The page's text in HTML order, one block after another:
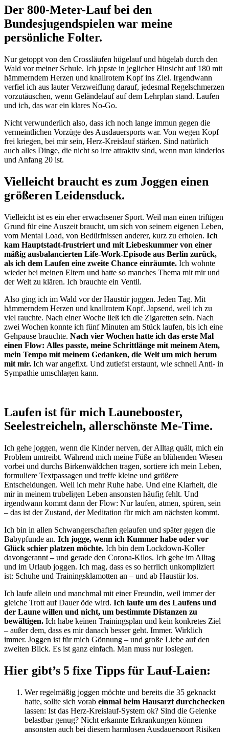
Der 800-Meter-Lauf bei den
Bundesjugendspielen war meine
persönliche Folter.
Nur getoppt von den Crossläufen hügelauf und hügelab durch den
Wald vor meiner Schule. Ich japste in jeglicher Hinsicht auf 180 mit
hämmerndem Herzen und knallrotem Kopf ins Ziel. Irgendwann
verfiel ich aus lauter Verzweiflung darauf, jedesmal Regelschmerzen
vorzutäuschen, wenn Geländelauf auf dem Lehrplan stand. Laufen
und ich, das war ein klares No-Go.
Nicht verwunderlich also, dass ich noch lange immun gegen die
vermeintlichen Vorzüge des Ausdauersports war. Von wegen Kopf
frei kriegen, bei mir sein, Herz-Kreislauf stärken. Sind natürlich
auch alles Dinge, die nicht so irre attraktiv sind, wenn man kinderlos
und Anfang 20 ist.
Vielleicht braucht es zum Joggen einen
größeren Leidensduck.
Vielleicht ist es ein eher erwachsener Sport. Weil man einen triftigen
Grund für eine Auszeit braucht, um sich von seinem eigenen Leben,
vom Mental Load, von Bedürfnissen anderer, kurz zu erholen. Ich
kam Hauptstadt-frustriert und mit Liebeskummer von einer
mäßig ausbalancierten Life-Work-Episode aus Berlin zurück,
als ich dem Laufen eine zweite Chance einräumte. Ich wohnte
wieder bei meinen Eltern und hatte so manches Thema mit mir und
der Welt zu klären. Ich brauchte ein Ventil.
Also ging ich im Wald vor der Haustür joggen. Jeden Tag. Mit
hämmerndem Herzen und knallrotem Kopf. Japsend, weil ich zu
viel rauchte. Nach einer Woche ließ ich die Zigaretten sein. Nach
zwei Wochen konnte ich fünf Minuten am Stück laufen, bis ich eine
Gehpause brauchte. Nach vier Wochen hatte ich das erste Mal
einen Flow: Alles passte, meine Schrittlänge mit meinem Atem,
mein Tempo mit meinem Gedanken, die Welt um mich herum
mit mir. Ich war angefixt. Und zutiefst erstaunt, wie schnell Anti- in
Sympathie umschlagen kann.
Laufen ist für mich Launebooster,
Seelestreicheln, allerschönste Me-Time.
Ich gehe joggen, wenn die Kinder nerven, der Alltag quält, mich ein
Problem umtreibt. Während mich meine Füße an blühenden Wiesen
vorbei und durchs Birkenwäldchen tragen, sortiere ich mein Leben,
formuliere Textpassagen und treffe kleine und größere
Entscheidungen. Weil ich mehr Ruhe habe. Und eine Klarheit, die
mir in meinem trubeligen Leben ansonsten häufig fehlt. Und
irgendwann kommt dann der Flow: Nur laufen, atmen, spüren, sein
– das ist der Zustand, der Meditation für mich am nächsten kommt.
Ich bin in allen Schwangerschaften gelaufen und später gegen die
Babypfunde an. Ich jogge, wenn ich Kummer habe oder vor
Glück schier platzen möchte. Ich bin dem Lockdown-Koller
davongerannt – und gerade den Corona-Kilos. Ich gehe im Alltag
und im Urlaub joggen. Ich mag, dass es so herrlich unkompliziert
ist: Schuhe und Trainingsklamotten an – und ab Haustür los.
Ich laufe allein und manchmal mit einer Freundin, weil immer der
gleiche Trott auf Dauer öde wird. Ich laufe um des Laufens und
der Laune willen und nicht, um bestimmte Distanzen zu
bewältigen. Ich habe keinen Trainingsplan und kein konkretes Ziel
– außer dem, dass es mir danach besser geht. Immer. Wirklich
immer. Joggen ist für mich Gönnung – und große Liebe auf den
zweiten Blick. Es ist ganz einfach. Man muss nur loslegen.
Hier gibt’s 5 fixe Tipps für Lauf-Laien:
Wer regelmäßig joggen möchte und bereits die 35 geknackt
hatte, sollte sich vorab einmal beim Hausarzt durchchecken
lassen: Ist das Herz-Kreislauf-System ok? Sind die Gelenke
belastbar genug? Nicht erkannte Erkrankungen können
ansonsten auch bei diesem harmlosen Ausdauersport Risiken